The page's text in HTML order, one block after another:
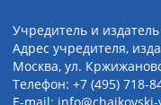
Учредитель и
Адрес учредителя,
Москва, ул.
Телефон: +7 (495) 718-